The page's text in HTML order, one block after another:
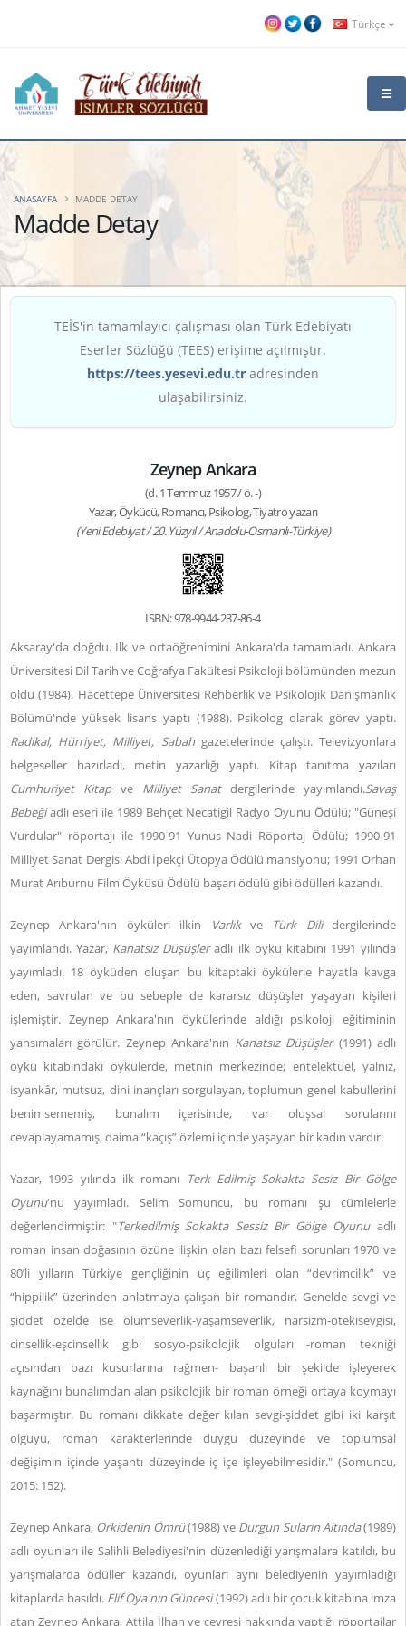
Türkçe
Madde Detay
ANASAYFA MADDE DETAY
TEİS'in tamamlayıcı çalışması olan Türk Edebiyatı
Eserler Sözlüğü (TEES) erişime açılmıştır.
https://tees.yesevi.edu.tr adresinden
ulaşabilirsiniz.
Zeynep Ankara
(d. 1 Temmuz 1957 / ö. -)
Yazar, Öykücü, Romancı, Psikolog, Tiyatro yazarı
(Yeni Edebiyat / 20. Yüzyıl / Anadolu-Osmanlı-Türkiye)
ISBN: 978-9944-237-86-4
Aksaray'da doğdu. İlk ve ortaöğrenimini Ankara'da tamamladı. Ankara
Üniversitesi Dil Tarih ve Coğrafya Fakültesi Psikoloji bölümünden mezun
oldu (1984). Hacettepe Üniversitesi Rehberlik ve Psikolojik Danışmanlık
Bölümü'nde yüksek lisans yaptı (1988). Psikolog olarak görev yaptı.
Radikal, Hürriyet, Milliyet, Sabahgazetelerinde çalıştı. Televizyonlara
belgeseller hazırladı, metin yazarlığı yaptı. Kitap tanıtma yazıları
Cumhuriyet Kitapve Milliyet Sanatdergilerinde yayımlandı.Savaş
Bebeğiadlı eseri ile 1989 Behçet Necatigil Radyo Oyunu Ödülü; "Güneşi
Vurdular" röportajı ile 1990-91 Yunus Nadi Röportaj Ödülü; 1990-91
Milliyet Sanat Dergisi Abdi İpekçi Ütopya Ödülü mansiyonu; 1991 Orhan
Murat Arıburnu Film Öyküsü Ödülü başarı ödülü gibi ödülleri kazandı.
Zeynep Ankara'nın öyküleri ilkin Varlıkve Türk Dili dergilerinde
yayımlandı. Yazar, Kanatsız Düşüşleradlı ilk öykü kitabını 1991 yılında
yayımladı. 18 öyküden oluşan bu kitaptaki öykülerle hayatla kavga
eden, savrulan ve bu sebeple de kararsız düşüşler yaşayan kişileri
işlemiştir. Zeynep Ankara'nın öykülerinde aldığı psikoloji eğitiminin
yansımaları görülür. Zeynep Ankara'nın Kanatsız Düşüşler(1991) adlı
öykü kitabındaki öykülerde, metnin merkezinde; entelektüel, yalnız,
isyankâr, mutsuz, dini inançları sorgulayan, toplumun genel kabullerini
benimsememiş, bunalım içerisinde, var oluşsal sorularını
cevaplayamamış, daima “kaçış” özlemi içinde yaşayan bir kadın vardır.
Yazar, 1993 yılında ilk romanı Terk Edilmiş Sokakta Sesiz Bir Gölge
Oyunu'nu yayımladı. Selim Somuncu, bu romanı şu cümlelerle
değerlendirmiştir: "Terkedilmiş Sokakta Sessiz Bir Gölge Oyunuadlı
roman insan doğasının özüne ilişkin olan bazı felsefi sorunları 1970 ve
80’li yılların Türkiye gençliğinin uç eğilimleri olan “devrimcilik” ve
“hippilik” üzerinden anlatmaya çalışan bir romandır. Genelde sevgi ve
şiddet özelde ise ölümseverlik-yaşamseverlik, narsizm-ötekisevgisi,
cinsellik-eşcinsellik gibi sosyo-psikolojik olguları -roman tekniği
açısından bazı kusurlarına rağmen- başarılı bir şekilde işleyerek
kaynağını bunalımdan alan psikolojik bir roman örneği ortaya koymayı
başarmıştır. Bu romanı dikkate değer kılan sevgi-şiddet gibi iki karşıt
olguyu, roman karakterlerinde duygu düzeyinde ve toplumsal
değişimin içinde yaşantı düzeyinde iç içe işleyebilmesidir." (Somuncu,
2015: 152).
Zeynep Ankara, Orkidenin Ömrü(1988) ve Durgun Suların Altında(1989)
adlı oyunları ile Salihli Belediyesi'nin düzenlediği yarışmalara katıldı, bu
yarışmalarda ödüller kazandı, oyunları aynı belediyenin yayımladığı
kitaplarda basıldı. Elif Oya'nın Güncesi(1992) adlı bir çocuk kitabına imza
atan Zeynep Ankara, Attila İlhan ve çevresi hakkında yaptığı röportajlar